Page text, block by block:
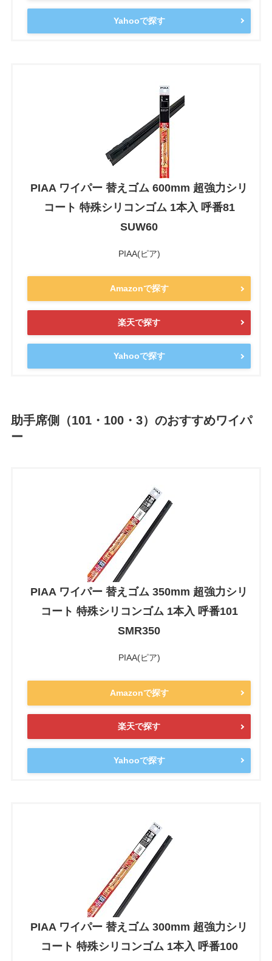
Yahooで探す
PIAA ワイパー 替えゴム 600mm 超強力シリ
コート 特殊シリコンゴム 1本入 呼番81
SUW60
PIAA(ピア)
Amazonで探す
楽天で探す
Yahooで探す
助手席側（101・100・3）のおすすめワイパ
ー
PIAA ワイパー 替えゴム 350mm 超強力シリ
コート 特殊シリコンゴム 1本入 呼番101
SMR350
PIAA(ピア)
Amazonで探す
楽天で探す
Yahooで探す
PIAA ワイパー 替えゴム 300mm 超強力シリ
コート 特殊シリコンゴム 1本入 呼番100